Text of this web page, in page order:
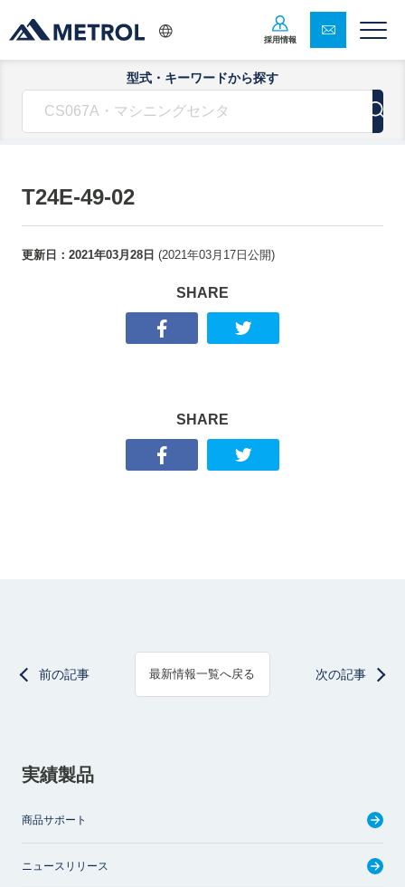
採用情報
型式・キーワードから探す
T24E-49-02
更新日： 2021年03月28日 (2021年03月17日 公開)
SHARE
SHARE
前の記事 最新情報一覧へ戻る 次の記事
実績製品
商品サポート
ニュースリリース